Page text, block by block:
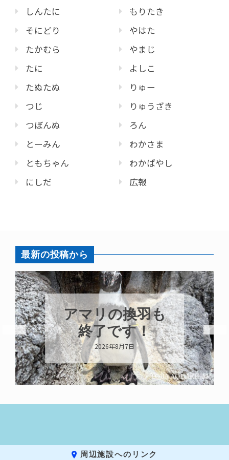
しんたに
そにどり
たかむら
たに
たぬたぬ
つじ
つぼんぬ
とーみん
ともちゃん
にしだ
もりたき
やはた
やまじ
よしこ
りゅー
りゅうざき
ろん
わかさま
わかばやし
広報
最新の投稿から
アマリの換羽も
終了です！
2026年8月7日
周辺施設へのリンク